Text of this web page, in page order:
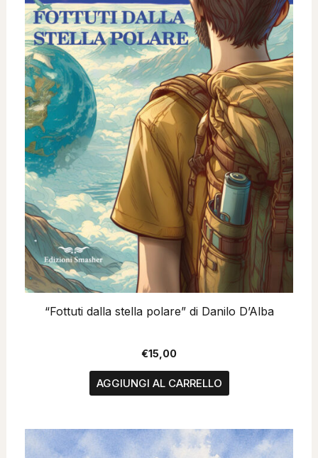
“Fottuti dalla stella polare” di Danilo D’Alba
€15,00
AGGIUNGI AL CARRELLO